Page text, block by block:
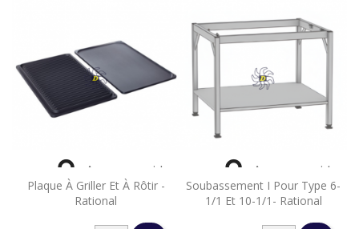
Plaque À Griller Et À Rôtir -
Rational
 Aperçu rapide
Soubassement I Pour Type 6-
1/1 Et 10-1/1- Rational
 Aperçu rapide